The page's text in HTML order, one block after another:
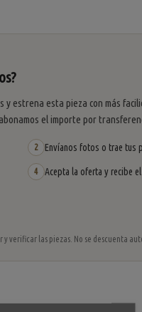
estrena esta pieza con más
el importe por
2 Envíanos fotos o trae tus
4 Acepta la oferta y recibe
y verificar las piezas. No se descuenta